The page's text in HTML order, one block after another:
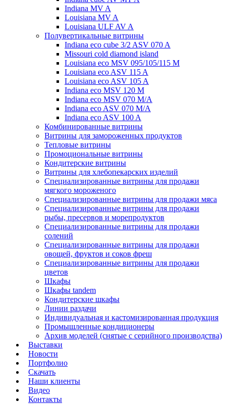
Indiana MV A
Louisiana MV A
Louisiana ULF AV A
Полувертикальные витрины
Indiana eco cube 3/2 ASV 070 A
Missouri cold diamond island
Louisiana eco MSV 095/105/115 M
Louisiana eco ASV 115 A
Louisiana eco ASV 105 A
Indiana eco MSV 120 M
Indiana eco MSV 070 M/A
Indiana eco ASV 070 M/A
Indiana eco ASV 100 A
Комбинированные витрины
Витрины для замороженных продуктов
Тепловые витрины
Промоциональные витрины
Кондитерские витрины
Витрины для хлебопекарских изделий
Специализированные витрины для продажи
мягкого мороженого
Специализированные витрины для продажи мяса
Специализированные витрины для продажи
рыбы, пресервов и морепродуктов
Специализированные витрины для продажи
солений
Специализированные витрины для продажи
овощей, фруктов и соков фреш
Специализированные витрины для продажи
цветов
Шкафы
Шкафы tandem
Кондитерские шкафы
Линии раздачи
Индивидуальная и кастомизированная продукция
Промышленные кондиционеры
Архив моделей (снятые с серийного производства)
Выставки
Новости
Портфолио
Скачать
Наши клиенты
Видео
Контакты